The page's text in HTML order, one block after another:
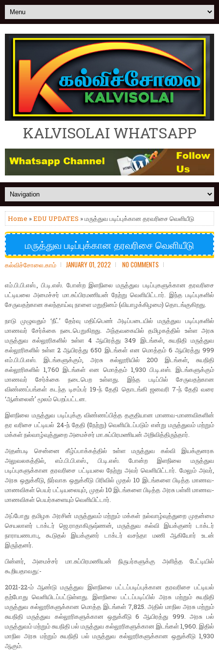
KALVISOLAI WHATSAPP
Home »EDU UPDATES » மருத்துவ படிப்புக்கான தரவரிசை வெளியீடு
மருத்துவ படிப்புக்கான தரவரிசை வெளியீடு
கல்விச்சோலை.காம் JANUARY 01, 2022 NO COMMENTS
எம்.பி.பி.எஸ்., பி.டி.எஸ். போன்ற இளநிலை மருத்துவ படிப்புகளுக்கான தரவரிசை
பட்டியலை அமைச்சர் மா.சுப்பிரமணியன் நேற்று வெளியிட்டார். இந்த படிப்புகளில்
சேருவதற்கான கலந்தாய்வு நாளை மறுதினம் (வியாழக்கிழமை) தொடங்குகிறது.
நாடு முழுவதும் ‘நீட்’ தேர்வு மதிப்பெண் அடிப்படையில் மருத்துவ படிப்புகளில்
மாணவர் சேர்க்கை நடைபெறுகிறது. அந்தவகையில் தமிழகத்தில் உள்ள அரசு
மருத்துவ கல்லூரிகளில் உள்ள 4 ஆயிரத்து 349 இடங்கள், சுயநிதி மருத்துவ
கல்லூரிகளில் உள்ள 2 ஆயிரத்து 650 இடங்கள் என மொத்தம் 6 ஆயிரத்து 999
எம்.பி.பி.எஸ். இடங்களுக்கும், அரசு கல்லூரியில் 200 இடங்கள், சுயநிதி
கல்லூரிகளில் 1,760 இடங்கள் என மொத்தம் 1,930 பி.டி.எஸ். இடங்களுக்கும்
மாணவர் சேர்க்கை நடைபெற உள்ளது. இந்த படிப்பில் சேருவதற்கான
விண்ணப்பங்கள் கடந்த டிசம்பர் 19-ந் தேதி தொடங்கி ஜனவரி 7-ந் தேதி வரை
‘ஆன்லைன்’ மூலம் பெறப்பட்டன.
இளநிலை மருத்துவ படிப்புக்கு விண்ணப்பித்த தகுதியான மாணவ-மாணவிகளின்
தர வரிசை பட்டியல் 24-ந் தேதி (நேற்று) வெளியிடப்படும் என்று மருத்துவம் மற்றும்
மக்கள் நல்வாழ்வுத்துறை அமைச்சர் மா.சுப்பிரமணியன் அறிவித்திருந்தார்.
அதன்படி சென்னை கீழ்ப்பாக்கத்தில் உள்ள மருத்துவ கல்வி இயக்குனரக
அலுவலகத்தில், எம்.பி.பி.எஸ்., பி.டி.எஸ். போன்ற இளநிலை மருத்துவ
படிப்புகளுக்கான தரவரிசை பட்டியலை நேற்று அவர் வெளியிட்டார். மேலும் அவர்,
அரசு ஒதுக்கீடு, நிர்வாக ஒதுக்கீடு பிரிவில் முதல் 10 இடங்களை பிடித்த மாணவ-
மாணவிகள் பெயர் பட்டியலையும், முதல் 10 இடங்களை பிடித்த அரசு பள்ளி மாணவ-
மாணவிகள் பெயர்களையும் வெளியிட்டார்.
அப்போது தமிழக அரசின் மருத்துவம் மற்றும் மக்கள் நல்வாழ்வுத்துறை முதன்மை
செயலாளர் டாக்டர் ஜெ.ராதாகிருஷ்ணன், மருத்துவ கல்வி இயக்குனர் டாக்டர்
நாராயணபாபு, கூடுதல் இயக்குனர் டாக்டர் வசந்தா மணி ஆகியோர் உடன்
இருந்தனர்.
பின்னர், அமைச்சர் மா.சுப்பிரமணியன் நிருபர்களுக்கு அளித்த பேட்டியில்
கூறியதாவது:-
2021-22-ம் ஆண்டு மருத்துவ இளநிலை பட்டப்படிப்புக்கான தரவரிசை பட்டியல்
தற்போது வெளியிடப்பட்டுள்ளது. இளநிலை பட்டப்படிப்பில் அரசு மற்றும் சுயநிதி
மருத்துவ கல்லூரிகளுக்கான மொத்த இடங்கள் 7,825. அதில் மாநில அரசு மற்றும்
சுயநிதி மருத்துவ கல்லூரிகளுக்கான ஒதுக்கீடு 6 ஆயிரத்து 999. அரசு பல்
மருத்துவம் மற்றும் சுயநிதி பல் மருத்துவ கல்லூரிகளுக்கான இடங்கள் 1,960. இதில்
மாநில அரசு மற்றும் சுயநிதி பல் மருத்துவ கல்லூரிகளுக்கான ஒதுக்கீடு 1,930
ஆகும்.